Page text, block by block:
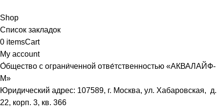
Shop
Список закладок
0 itemsCart
My account
О́бщество с ограни́ченной отве́тственностью «АКВАЛАЙФ-
М»
Юридический адрес: 107589, г. Москва, ул. Хабаровская, д.
22, корп. 3, кв. 366